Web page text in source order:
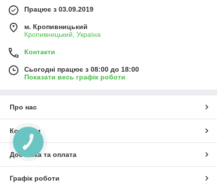
Працює з 03.09.2019
м. Кропивницький
Кропивницький, Україна
Контакти
Сьогодні працює з 08:00 до 18:00
Показати весь графік роботи
Про нас
Контакти
Доставка та оплата
Графік роботи
КНОПКА
ЗВ'ЯЗКУ